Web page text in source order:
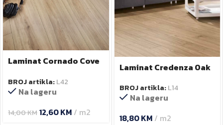
Laminat Cornado Cove
BROJ artikla:L42
Na lageru
14,00KM12,60KM m2
Laminat Credenza Oak
BROJ artikla:L14
Na lageru
18,80KM m2